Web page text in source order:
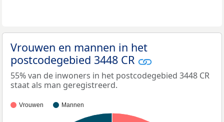
Vrouwen en mannen in het
postcodegebied 3448 CR
55% van de inwoners in het postcodegebied 3448 CR
staat als man geregistreerd.
Vrouwen Mannen